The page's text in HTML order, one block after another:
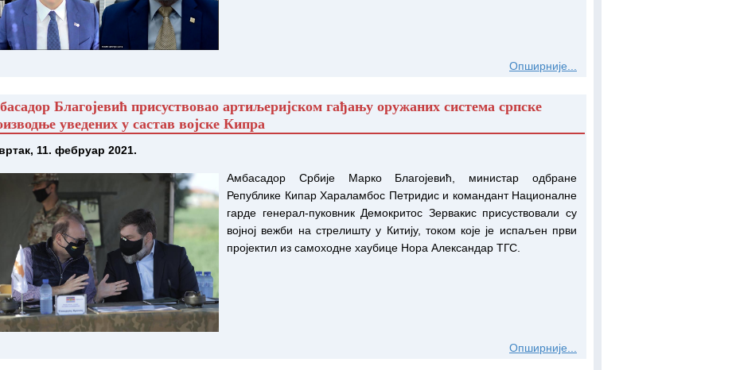
Опширније...
Благојевић присуствовао артиљеријском гађању оружаних система српске
уведених у састав војске Кипра
11. фебруар 2021.
Амбасадор Србије Марко Благојевић, министар одбране
Републике Кипар Хараламбос Петридис и командант Националне
гарде генерал-пуковник Демокритос Зервакис присуствовали су
војној вежби на стрелишту у Китију, током које је испаљен први
пројектил из самоходне хаубице Нора Александар ТГС.
Опширније...